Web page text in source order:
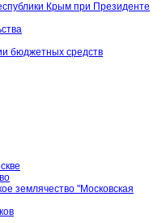
Крым при Президенте
бюджетных средств
землячество "Московская